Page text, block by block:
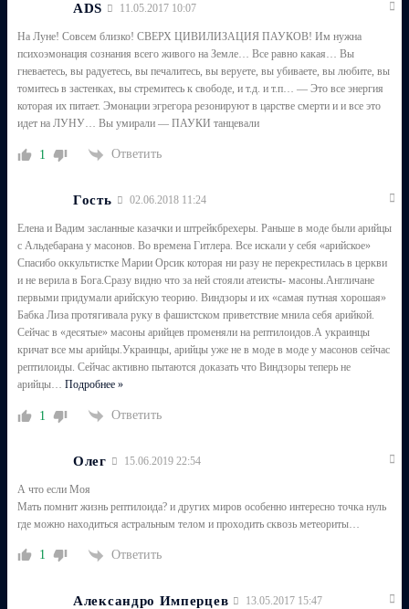
ADS 11.05.2017 10:07
На Луне! Совсем близко! СВЕРХ ЦИВИЛИЗАЦИЯ ПАУКОВ! Им нужна
психоэмонация сознания всего живого на Земле… Все равно какая… Вы
гневаетесь, вы радуетесь, вы печалитесь, вы веруете, вы убиваете, вы любите, вы
томитесь в застенках, вы стремитесь к свободе, и т.д. и т.п… — Это все энергия
которая их питает. Эмонации эгрегора резонируют в царстве смерти и и все это
идет на ЛУНУ… Вы умирали — ПАУКИ танцевали
1 Ответить
Гость 02.06.2018 11:24
Елена и Вадим засланные казачки и штрейкбрехеры. Раньше в моде были арийцы
с Альдебарана у масонов. Во времена Гитлера. Все искали у себя «арийское»
Спасибо оккультистке Марии Орсик которая ни разу не перекрестилась в церкви
и не верила в Бога.Сразу видно что за ней стояли атеисты- масоны.Англичане
первыми придумали арийскую теорию. Виндзоры и их «самая путная хорошая»
Бабка Лиза протягивала руку в фашистском приветствие мнила себя арийкой.
Сейчас в «десятые» масоны арийцев променяли на рептилоидов.А украинцы
кричат все мы арийцы.Украинцы, арийцы уже не в моде в моде у масонов сейчас
рептилоиды. Сейчас активно пытаются доказать что Виндзоры теперь не
арийцы… Подробнее »
1 Ответить
Олег 15.06.2019 22:54
А что если Моя
Мать помнит жизнь рептилоида? и других миров особенно интересно точка нуль
где можно находиться астральным телом и проходить сквозь метеориты…
1 Ответить
Александро Имперцев 13.05.2017 15:47